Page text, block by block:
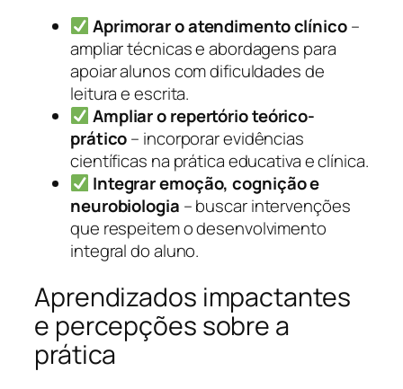
Aprimorar o atendimento clínico–
ampliar técnicas e abordagens para
apoiar alunos com dificuldades de
leitura e escrita.
Ampliar o repertório teórico-
prático– incorporar evidências
científicas na prática educativa e clínica.
Integrar emoção, cognição e
neurobiologia – buscar intervenções
que respeitem o desenvolvimento
integral do aluno.
Aprendizados impactantes
e percepções sobre a
prática